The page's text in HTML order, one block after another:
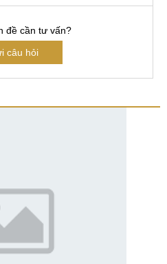
đề cần tư vấn?
câu hỏi